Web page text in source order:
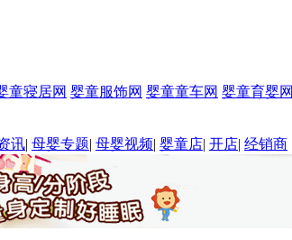
童寝居网 婴童服饰网 婴童童车网 婴童育婴网
讯| 母婴专题| 母婴视频| 婴童店| 开店| 经销商